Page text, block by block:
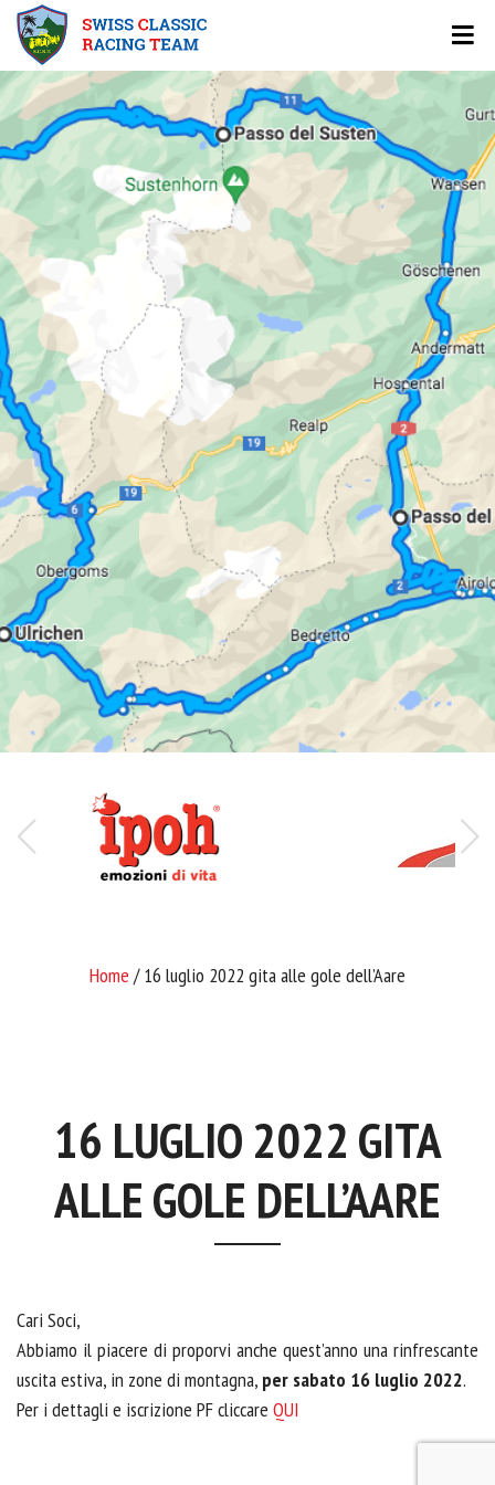
Home / 16 luglio 2022 gita alle gole dell’Aare
16 LUGLIO 2022 GITA
ALLE GOLE DELL’AARE
Cari Soci,
Abbiamo il piacere di proporvi anche quest’anno una rinfrescante
uscita estiva, in zone di montagna, per sabato 16 luglio 2022.
Per i dettagli e iscrizione PF cliccare QUI